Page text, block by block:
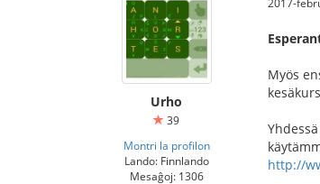
Urho
39
Montri la profilon
Lando: Finnlando
Mesaĝoj: 1306
Myös
http://